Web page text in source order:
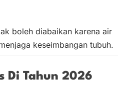
boleh diabaikan karena air
keseimbangan tubuh.
Di Tahun 2026